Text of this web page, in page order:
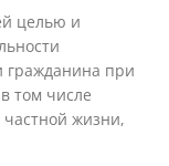
целью и
гражданина при
том числе
жизни,